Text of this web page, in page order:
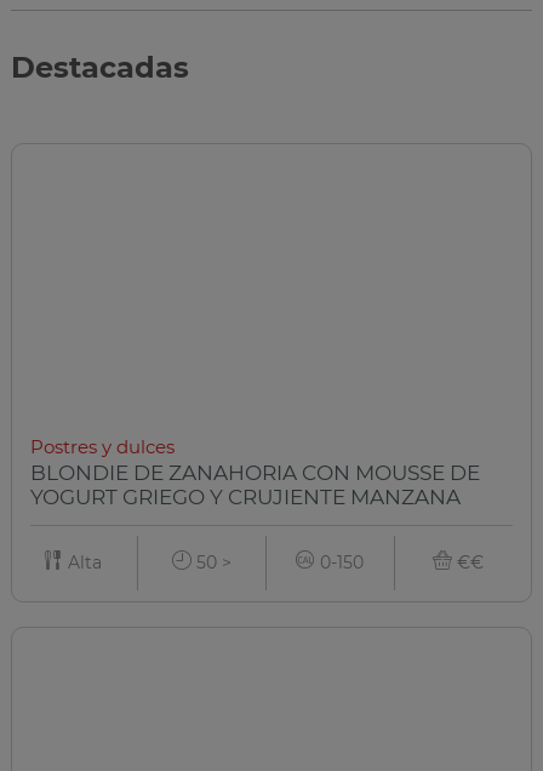
Destacadas
Postres y dulces
BLONDIE DE ZANAHORIA CON MOUSSE DE
YOGURT GRIEGO Y CRUJIENTE MANZANA
Alta 50 > 0-150 €€